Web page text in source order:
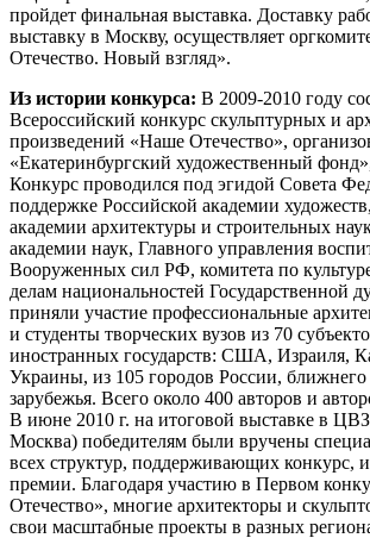
пройдет финальная выставка. Доставку
выставку в Москву, осуществляет
Отечество. Новый взгляд».
Из истории конкурса: В 2009-2010 году
Всероссийский конкурс скульптурных и
произведений «Наше Отечество»,
«Екатеринбургский художественный
Конкурс проводился под эгидой Совета
поддержке Российской академии
академии архитектуры и строительных
академии наук, Главного управления
Вооруженных сил РФ, комитета по
делам национальностей Государственной
приняли участие профессиональные
и студенты творческих вузов из 70
иностранных государств: США, Израиля,
Украины, из 105 городов России, ближнего
зарубежья. Всего около 400 авторов и
В июне 2010 г. на итоговой выставке в
Москва) победителям были вручены
всех структур, поддерживающих конкурс,
премии. Благодаря участию в Первом
Отечество», многие архитекторы и
свои масштабные проекты в разных